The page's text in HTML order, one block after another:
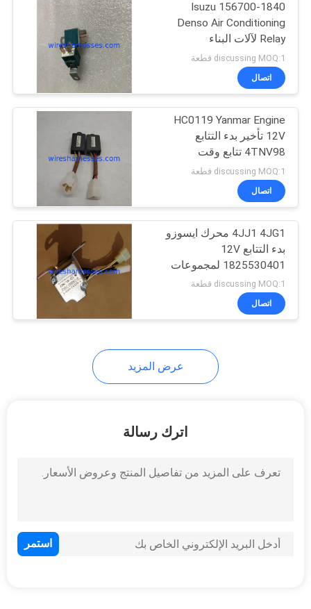
الجمعية ممسحة
السيارات
12
تجميع حاقن الوقود
13
الصمامات
19
156700-1840 Isuzu
Denso Air Conditioning
Relay لآلات البناء
discussing MOQ:1 قطعة
اتصال
HC0119 Yanmar Engine
12V تأخير بدء التتابع
4TNV98 تتابع وقت
المحرك
discussing MOQ:1 قطعة
اتصال
4JJ1 4JG1 محرك ايسوزو
بدء التتابع 12V
1825530401 لمجموعات
المولدات
discussing MOQ:1 قطعة
اتصال
عرض المزيد
اترك رسالة